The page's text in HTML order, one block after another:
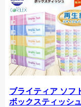
ブライティア ソフ
ボックスティッシュ